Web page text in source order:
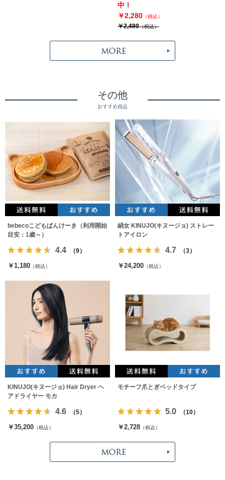
中！
￥2,280 （税込）
￥2,480（税込）
その他
おすすめ商品
bebecoこどもぱんけーき（利用開始
目安：1歳～）
4.4 （9）
￥1,180 （税込）
絹女 KINUJO(キヌージョ) ストレー
トアイロン
4.7 （3）
￥24,200 （税込）
KINUJO(キヌージョ) Hair Dryer ヘ
アドライヤー モカ
4.6 （5）
￥35,200 （税込）
モチーフ爪とぎベッドタイプ
5.0 （10）
￥2,728 （税込）